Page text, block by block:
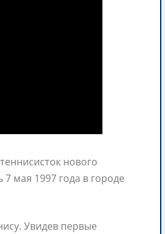
нового
мая 1997 года в городе
Увидев первые